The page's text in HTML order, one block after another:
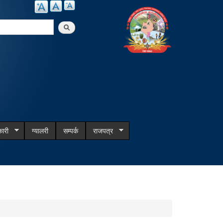
ग्यालरी सम्पर्क
राजपत्र